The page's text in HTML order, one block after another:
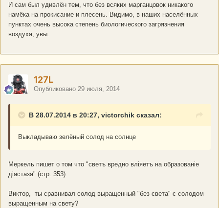
И сам был удивлён тем, что без всяких марганцовок никакого
намёка на прокисание и плесень. Видимо, в наших населённых
пунктах очень высока степень биологического загрязнения
воздуха, увы.
127L
Опубликовано 29 июля, 2014
В 28.07.2014 в 20:27, victorchik сказал:
Выкладываю зелёный солод на солнце
Меркель пишет о том что "светъ вредно влiяетъ на образованiе
дiастаза" (стр. 353)
Виктор, ты сравнивал солод выращенный "без света" с солодом
выращенным на свету?